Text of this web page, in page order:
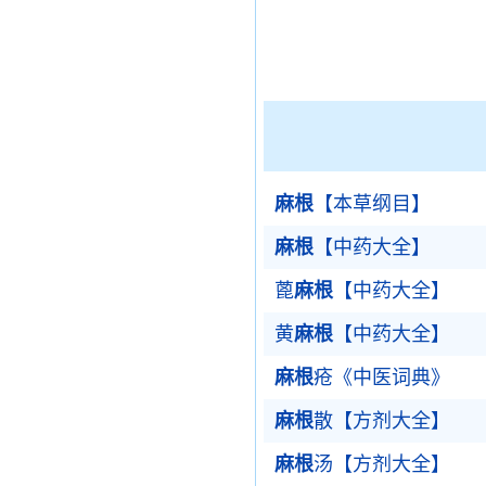
麻根【本草纲目】
麻根【中药大全】
蓖麻根【中药大全】
黄麻根【中药大全】
麻根疮《中医词典》
麻根散【方剂大全】
麻根汤【方剂大全】